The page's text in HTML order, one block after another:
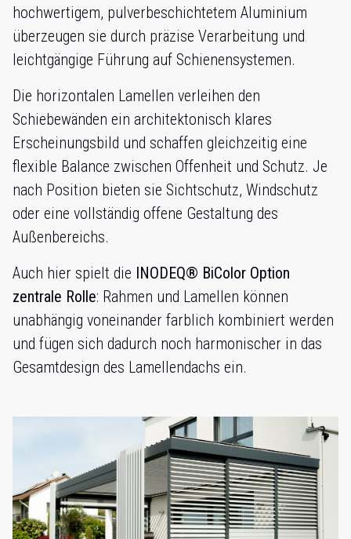
hochwertigem, pulverbeschichtetem Aluminium
überzeugen sie durch präzise Verarbeitung und
leichtgängige Führung auf Schienensystemen.
Die horizontalen Lamellen verleihen den
Schiebewänden ein architektonisch klares
Erscheinungsbild und schaffen gleichzeitig eine
flexible Balance zwischen Offenheit und Schutz. Je
nach Position bieten sie Sichtschutz, Windschutz
oder eine vollständig offene Gestaltung des
Außenbereichs.
Auch hier spielt die INODEQ® BiColor Option
zentrale Rolle: Rahmen und Lamellen können
unabhängig voneinander farblich kombiniert werden
und fügen sich dadurch noch harmonischer in das
Gesamtdesign des Lamellendachs ein.